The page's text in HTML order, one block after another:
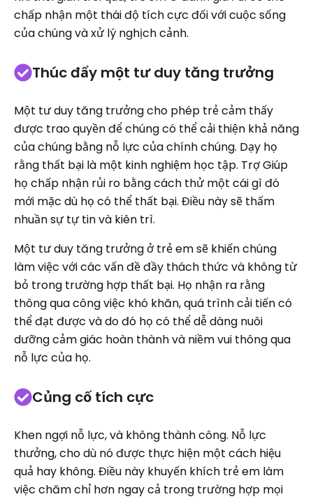
chấp nhận một thái độ tích cực đối với cuộc sống
của chúng và xử lý nghịch cảnh.
Thúc đẩy một tư duy tăng trưởng
Một tư duy tăng trưởng cho phép trẻ cảm thấy
được trao quyền để chúng có thể cải thiện khả năng
của chúng bằng nỗ lực của chính chúng. Dạy họ
rằng thất bại là một kinh nghiệm học tập. Trợ Giúp
họ chấp nhận rủi ro bằng cách thử một cái gì đó
mới mặc dù họ có thể thất bại. Điều này sẽ thấm
nhuần sự tự tin và kiên trì.
Một tư duy tăng trưởng ở trẻ em sẽ khiến chúng
làm việc với các vấn đề đầy thách thức và không từ
bỏ trong trường hợp thất bại. Họ nhận ra rằng
thông qua công việc khó khăn, quá trình cải tiến có
thể đạt được và do đó họ có thể dễ dàng nuôi
dưỡng cảm giác hoàn thành và niềm vui thông qua
nỗ lực của họ.
Củng cố tích cực
Khen ngợi nỗ lực, và không thành công. Nỗ lực
thưởng, cho dù nó được thực hiện một cách hiệu
quả hay không. Điều này khuyến khích trẻ em làm
việc chăm chỉ hơn ngay cả trong trường hợp mọi